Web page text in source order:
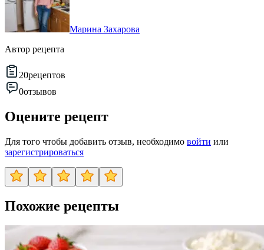
Марина Захарова
Автор рецепта
20рецептов
0отзывов
Оцените рецепт
Для того чтобы добавить отзыв, необходимо войти или
зарегистрироваться
Похожие рецепты